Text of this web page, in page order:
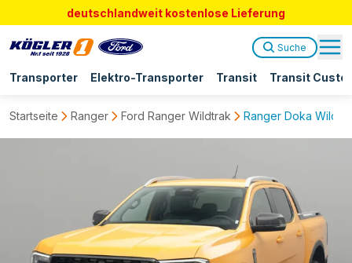
deutschlandweit kostenlose Lieferung
Transporter Elektro-Transporter Transit Transit
Suche
Startseite Ranger Ford Ranger Wildtrak Ranger Doka